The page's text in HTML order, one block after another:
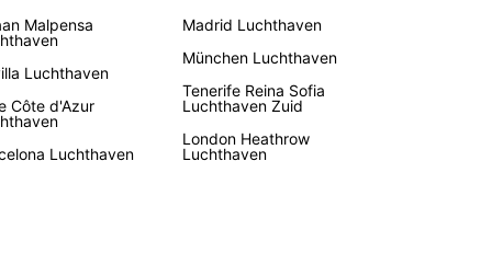
Malpensa
Luchthaven
Côte d'Azur
Luchthaven
Madrid Luchthaven
München Luchthaven
Tenerife Reina Sofia
Luchthaven Zuid
London Heathrow
Luchthaven